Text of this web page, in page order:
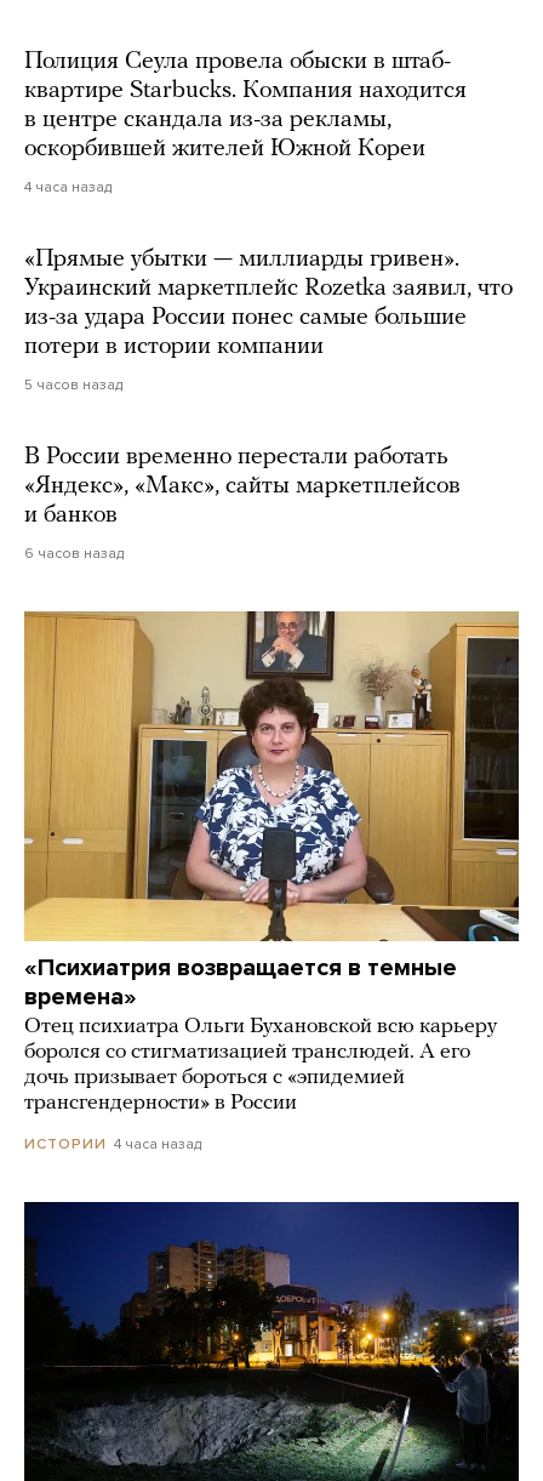
Полиция Сеула провела обыски в штаб-
квартире Starbucks. Компания находится
в центре скандала из-за рекламы,
оскорбившей жителей Южной Кореи
4 часа назад
«Прямые убытки — миллиарды гривен».
Украинский маркетплейс Rozetka заявил, что
из-за удара России понес самые большие
потери в истории компании
5 часов назад
В России временно перестали работать
«Яндекс», «Макс», сайты маркетплейсов
и банков
6 часов назад
«Психиатрия возвращается в темные
времена»
Отец психиатра Ольги Бухановской всю карьеру
боролся со стигматизацией транслюдей. А его
дочь призывает бороться с «эпидемией
трансгендерности» в России
ИСТОРИИ 4 часа назад